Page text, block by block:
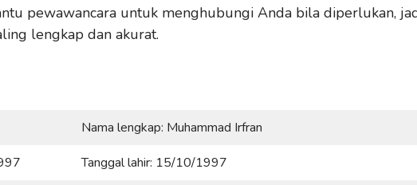
pewawancara untuk menghubungi Anda bila diperlukan,
lengkap dan akurat.
Nama lengkap: Muhammad Irfran
Tanggal lahir: 15/10/1997